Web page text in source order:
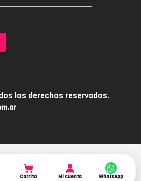
los derechos reservados.
Carrito Mi cuenta